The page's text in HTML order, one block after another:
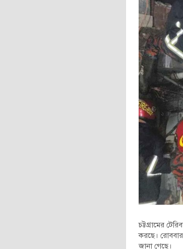
চট্টগ্রামের
করছে। রোববার
জানা গেছে।